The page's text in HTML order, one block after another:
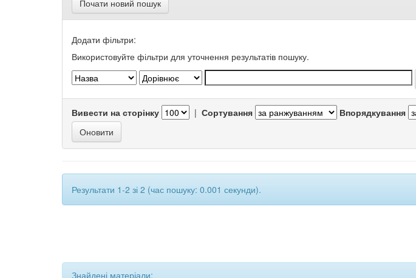
Почати новий пошук
Додати фільтри:
Використовуйте фільтри для уточнення результатів пошуку.
Вивести на сторінку | Сортування Впорядкування
Результати 1-2 зі 2 (час пошуку: 0.001 секунди).
Знайдені матеріали: